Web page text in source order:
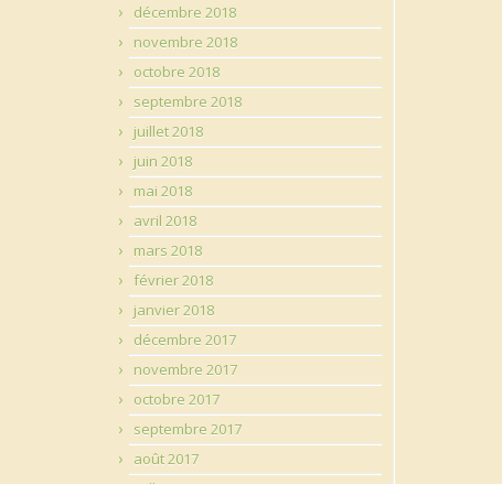
décembre 2018
novembre 2018
octobre 2018
septembre 2018
juillet 2018
juin 2018
mai 2018
avril 2018
mars 2018
février 2018
janvier 2018
décembre 2017
novembre 2017
octobre 2017
septembre 2017
août 2017